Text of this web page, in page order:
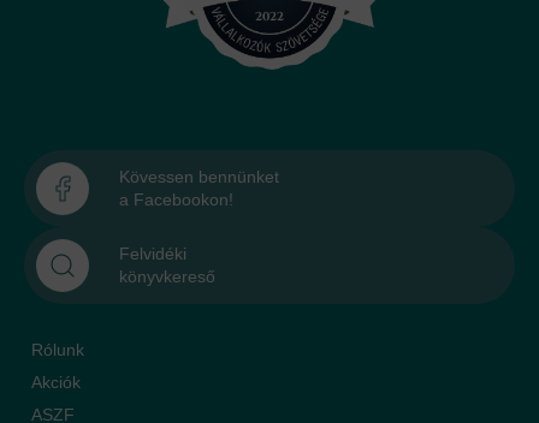
Kövessen bennünket
a Facebookon!
Felvidéki
könyvkereső
Rólunk
Akciók
ASZF